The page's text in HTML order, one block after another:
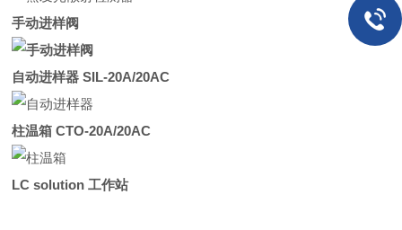
手动进样阀
自动进样器 SIL-20A/20AC
柱温箱 CTO-20A/20AC
LC solution 工作站